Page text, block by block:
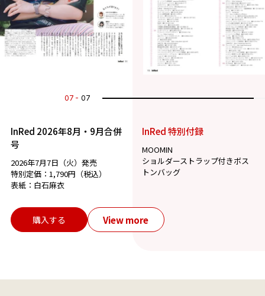
07 07
InRed 2026年8月・9月合併
号
2026年7月7日（火）発売
特別定価：1,790円（税込）
表紙：白石麻衣
InRed 特別付録
MOOMIN
ショルダーストラップ付きボス
トンバッグ
購入する View more